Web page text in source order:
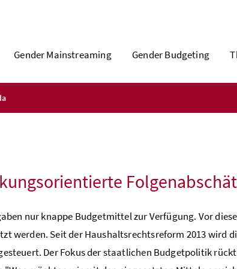
Gender Mainstreaming Gender Budgeting
nur knappe Budgetmittel zur Verfügung. Vor
werden. Seit der Haushaltsrechtsreform 2013 wird
Der Fokus der staatlichen Budgetpolitik